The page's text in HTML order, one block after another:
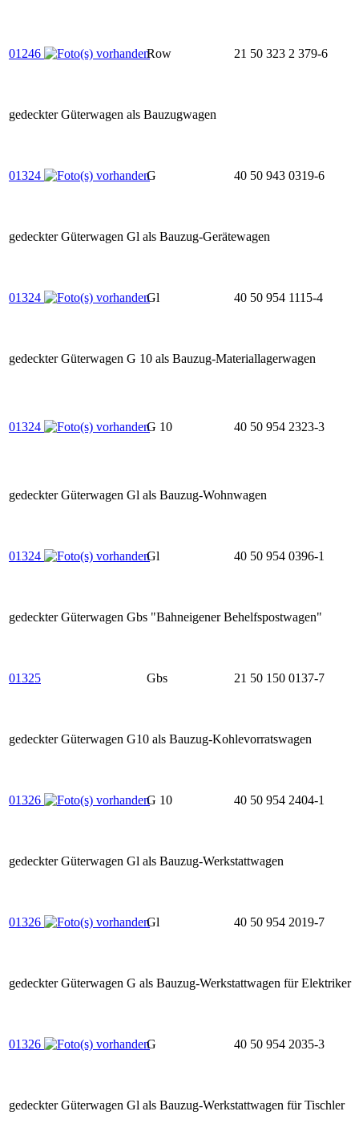
01246 Row 21 50 323 2 379-6
gedeckter Güterwagen als Bauzugwagen
01324 G 40 50 943 0319-6
gedeckter Güterwagen Gl als Bauzug-Gerätewagen
01324 Gl 40 50 954 1115-4
gedeckter Güterwagen G 10 als Bauzug-Materiallagerwagen
01324 G 10 40 50 954 2323-3
gedeckter Güterwagen Gl als Bauzug-Wohnwagen
01324 Gl 40 50 954 0396-1
gedeckter Güterwagen Gbs "Bahneigener Behelfspostwagen"
01325 Gbs 21 50 150 0137-7
gedeckter Güterwagen G10 als Bauzug-Kohlevorratswagen
01326 G 10 40 50 954 2404-1
gedeckter Güterwagen Gl als Bauzug-Werkstattwagen
01326 Gl 40 50 954 2019-7
gedeckter Güterwagen G als Bauzug-Werkstattwagen für Elektriker
01326 G 40 50 954 2035-3
gedeckter Güterwagen Gl als Bauzug-Werkstattwagen für Tischler